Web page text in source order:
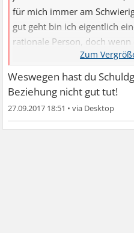
für mich immer am
gut geht bin ich eigentlich
rationale Person, doch
meine Meinung plötzlich
etwas schwierig wird dann
denken und ich handle nur
das kleinste Übel ist und ich
Sicht denken. Ich will dann
Ich arbeite ja schon lange
Weswegen hast du
Beziehung nicht gut tut!
27.09.2017 18:51 •